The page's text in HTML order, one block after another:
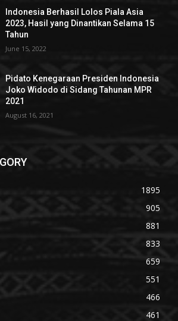
Indonesia Berhasil Lolos Piala Asia
2023, Hasil yang Dinantikan Selama 15
Tahun
June 15, 2022
Pidato Kenegaraan Presiden Indonesia
Joko Widodo di Sidang Tahunan MPR
2021
August 16, 2021
1895
905
881
833
659
551
466
461